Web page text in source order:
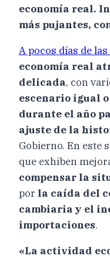
economía real.
más pujantes,
A pocos días de
economía real
delicada, con
escenario igual
durante el año
ajuste de la
Gobierno. En este
que exhiben
compensar la
por la caída del
cambiaria y el
importaciones.
«La actividad